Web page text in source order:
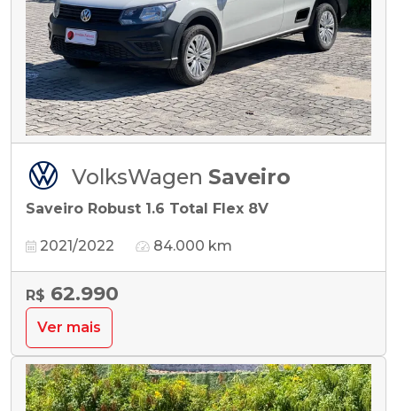
VolksWagen Saveiro
Saveiro Robust 1.6 Total Flex 8V
2021/2022 84.000 km
R$ 62.990
Ver mais